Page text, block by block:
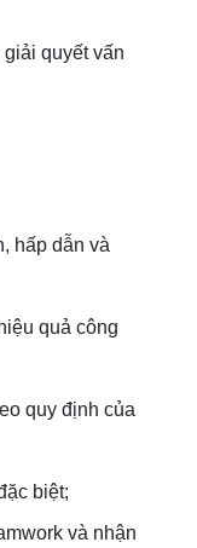
giải quyết vấn
lợi:
hấp dẫn và
quả công
quy định của
biệt;
và nhận